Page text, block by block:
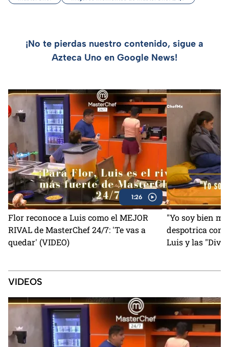
¡No te pierdas nuestro contenido, sigue a
Azteca Uno en Google News!
1:26
Flor reconoce a Luis como el MEJOR
RIVAL de MasterChef 24/7: 'Te vas a
quedar' (VIDEO)
"Yo soy bien
despotrica con
Luis y las
VIDEOS